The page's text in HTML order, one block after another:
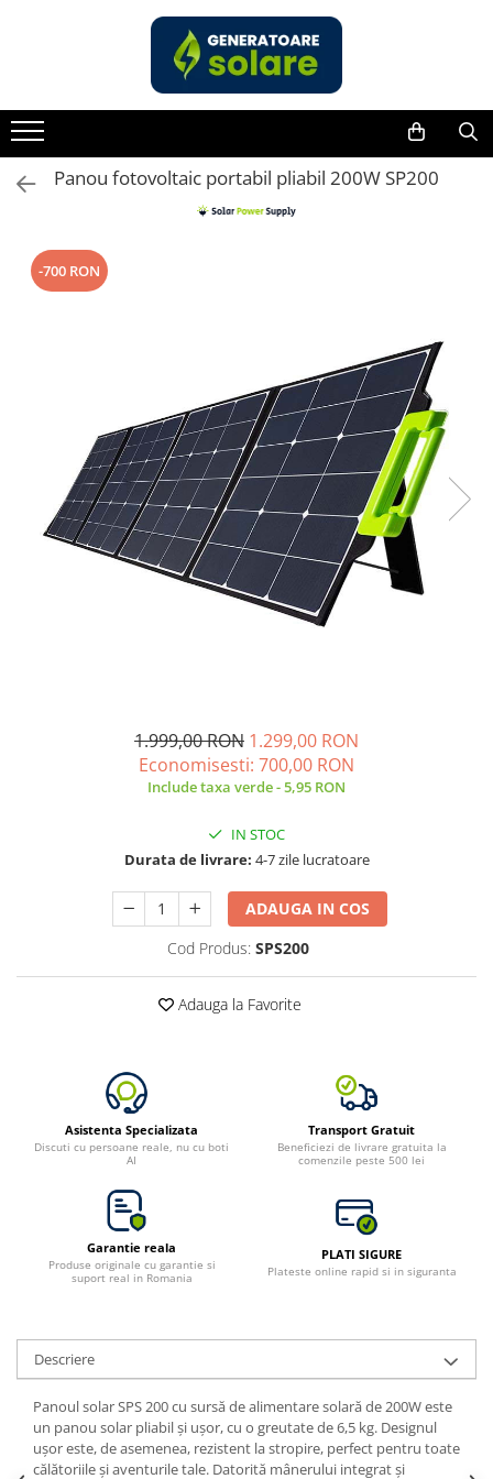
Acasa
Statii de Alimentare Portabile
Cauta dupa capacitate
Intre 2000-3000W
Peste 3000W
Vezi toate statiile
Accesorii Statii de Alimentare
Kituri Generatoare Solare
Cauta dupa marca
Toate generatoarele
Panouri Solare Pliabile
Cauta dupa marca
Pecron
Toate panourile portabile
Kituri solare pentru balcon
Frigidere Portabile
Componente Fotovoltaice
Incarcatoare solare
Incarcatoare solare PWM
Interfete si cabluri
Cabluri panouri fotovoltaice
Cabluri pentru echipamente
fotovoltaice
Panou fotovoltaic portabil pliabil 200W SP200
-700 RON
1.999,00 RON 1.299,00 RON
Economisesti: 700,00 RON
Include taxa verde - 5,95 RON
IN STOC
Durata de livrare: 4-7 zile lucratoare
ADAUGA IN COS
Cod Produs: SPS200
Adauga la Favorite
Asistenta Specializata
Discuti cu persoane reale, nu cu boti
AI
Transport Gratuit
Beneficiezi de livrare gratuita la
comenzile peste 500 lei
Garantie reala
Produse originale cu garantie si
suport real in Romania
PLATI SIGURE
Plateste online rapid si in siguranta
Descriere
Panoul solar SPS 200 cu sursă de alimentare solară de 200W este
un panou solar pliabil și ușor, cu o greutate de 6,5 kg. Designul
ușor este, de asemenea, rezistent la stropire, perfect pentru toate
călătoriile și aventurile tale. Datorită mânerului integrat și